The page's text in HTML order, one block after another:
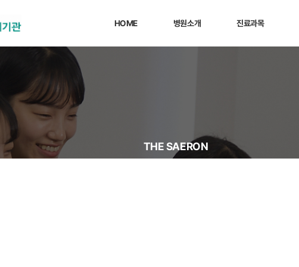
HOME 병원소개 진료과목
THE SAERON